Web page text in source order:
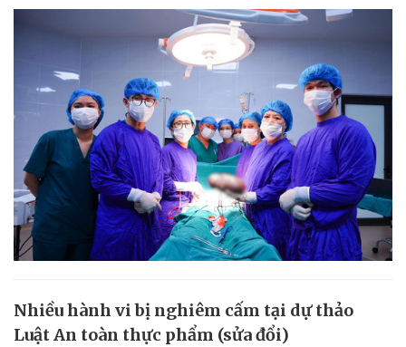
Nhiều hành vi bị nghiêm cấm tại dự thảo
Luật An toàn thực phẩm (sửa đổi)